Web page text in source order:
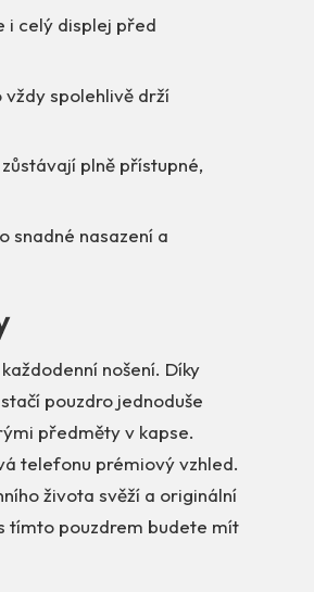
i celý displej před
spolehlivě drží
plně přístupné,
snadné nasazení a
nošení. Díky
pouzdro jednoduše
předměty v kapse.
telefonu prémiový vzhled.
života svěží a originální
tímto pouzdrem budete mít